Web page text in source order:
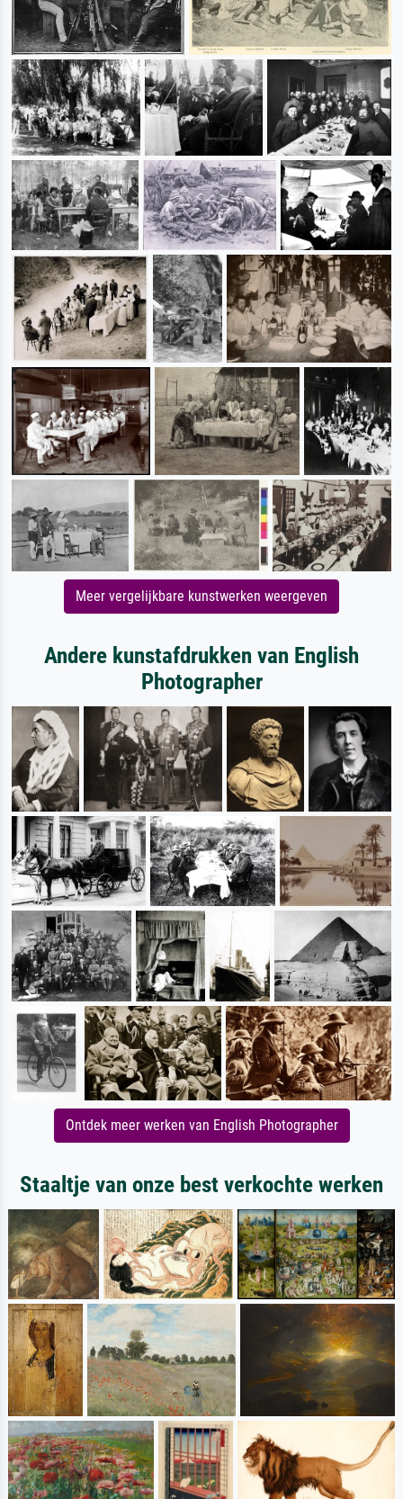
Meer vergelijkbare kunstwerken weergeven
Andere kunstafdrukken van English
Photographer
Ontdek meer werken van English Photographer
Staaltje van onze best verkochte werken